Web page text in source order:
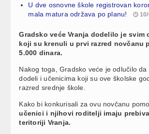
U dve osnovne škole registrovan
mala matura održava po planu!
Gradsko veće Vranja dodelilo je svim
koji su krenuli u prvi razred novčanu
5.000 dinara.
Nakog toga, Gradsko veće je odlučilo da
dodeli i učenicima koji su ove školske
razred srednje škole.
Kako bi konkurisali za ovu novčanu
učenici i njihovi roditelji imaju
teritoriji Vranja.